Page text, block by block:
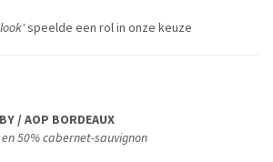
look'speelde een rol in onze keuze
/ AOP BORDEAUX
50% cabernet-sauvignon